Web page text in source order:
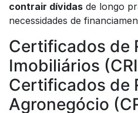
contrair dívidas de longo
necessidades de
Certificados de
Imobiliários
Certificados de
Agronegócio